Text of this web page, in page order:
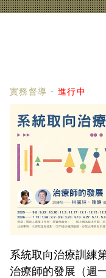
實務督導 - 進行中
系統取向治療訓練
治療師的發展（週